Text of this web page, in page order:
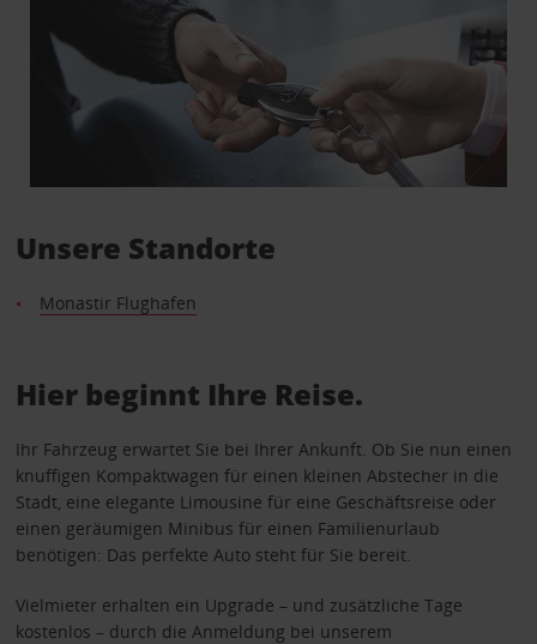
Unsere Standorte
Monastir Flughafen
Hier beginnt Ihre Reise.
Ihr Fahrzeug erwartet Sie bei Ihrer Ankunft. Ob Sie nun einen
knuffigen Kompaktwagen für einen kleinen Abstecher in die
Stadt, eine elegante Limousine für eine Geschäftsreise oder
einen geräumigen Minibus für einen Familienurlaub
benötigen: Das perfekte Auto steht für Sie bereit.
Vielmieter erhalten ein Upgrade – und zusätzliche Tage
kostenlos – durch die Anmeldung bei unserem